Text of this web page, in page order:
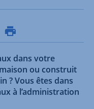
dans votre
ou construit
? Vous êtes dans
à l’administration